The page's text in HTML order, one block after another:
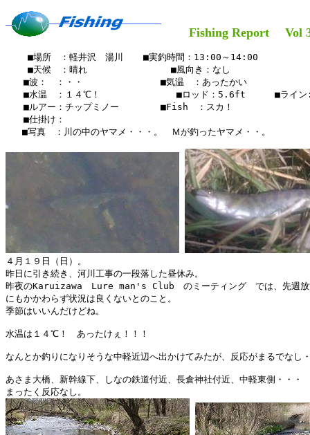
Fishing Report Vol
    ■場所　：軽井沢　湯川　  ■実釣時間：13:00～14:00
    ■天候　：晴れ　　   　    　　■風向き：なし
■波：　：・・　　　　　　　 　■気温　：あったかい
■水温　：１４℃！　　　　  　  　■ロッド：5.6ft　  　■ライ
■ルアー：チップミノー　　　　 ■Fish　：スカ！
■仕掛け：
   ■写真　：川の中のヤマメ・・・。　Ｍが釣ったヤマメ・・。
４月１９日（日）。
昨日に引き続き、河川工事の一段落した昼休み。
昨夜のKaruizawa　Lure man's Club　のミーティング　では、先週放
にもかかわらず状況は良くないとのこと。
季節はいいんだけどね。
水温は１４℃！　あったけぇ！！！
なんとか釣りになりそうな中軽近辺へ出かけてみたが、反応がまるでなし
あさま大橋、新幹線下、しなの鉄道付近、長倉神社付近、中軽東側・・・